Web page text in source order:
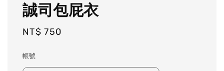
誠司包屁衣
Regular
NT$ 750
帳號